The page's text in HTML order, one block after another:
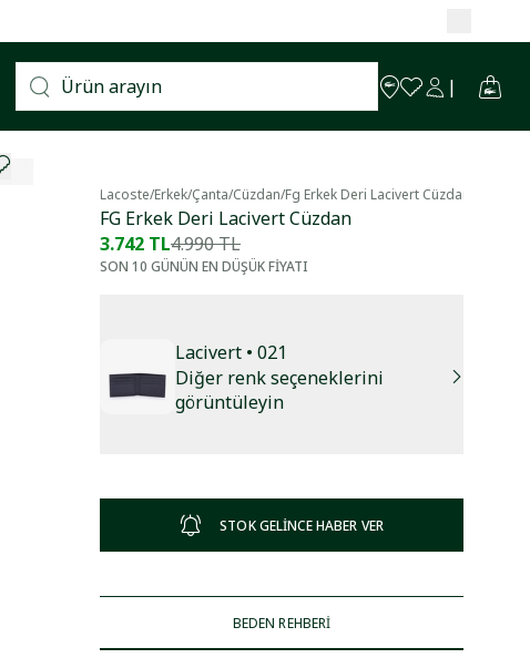
Lacoste/Erkek/Çanta/Cüzdan/Fg Erkek Deri Lacivert Cüzdan
FG Erkek Deri Lacivert Cüzdan
3.742 TL4.990 TL
SON 10 GÜNÜN EN DÜŞÜK FİYATI
Lacivert • 021
Diğer renk seçeneklerini
görüntüleyin
STOK GELİNCE HABER VER
BEDEN REHBERİ